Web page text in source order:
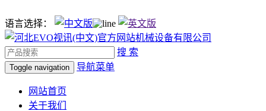
语言选择：
搜 索
Toggle navigation 导航菜单
网站首页
关于我们